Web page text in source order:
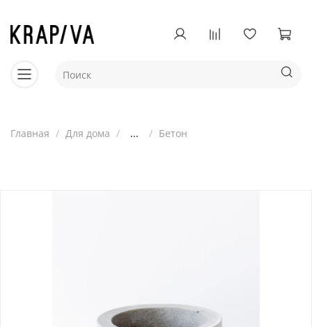
Главная Для дома ... Бетон